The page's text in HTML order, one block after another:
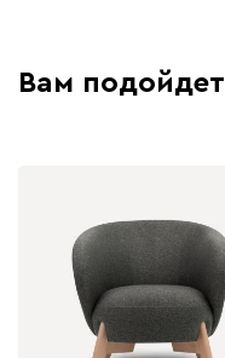
Вам подойдет